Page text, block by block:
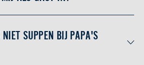
SUPPEN BIJ PAPA'S